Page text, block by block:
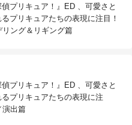
プリキュア！』ED 、可愛さと
プリキュアたちの表現に注目！
ング＆リギング篇
プリキュア！』ED 、可愛さと
プリキュアたちの表現に注
演出篇